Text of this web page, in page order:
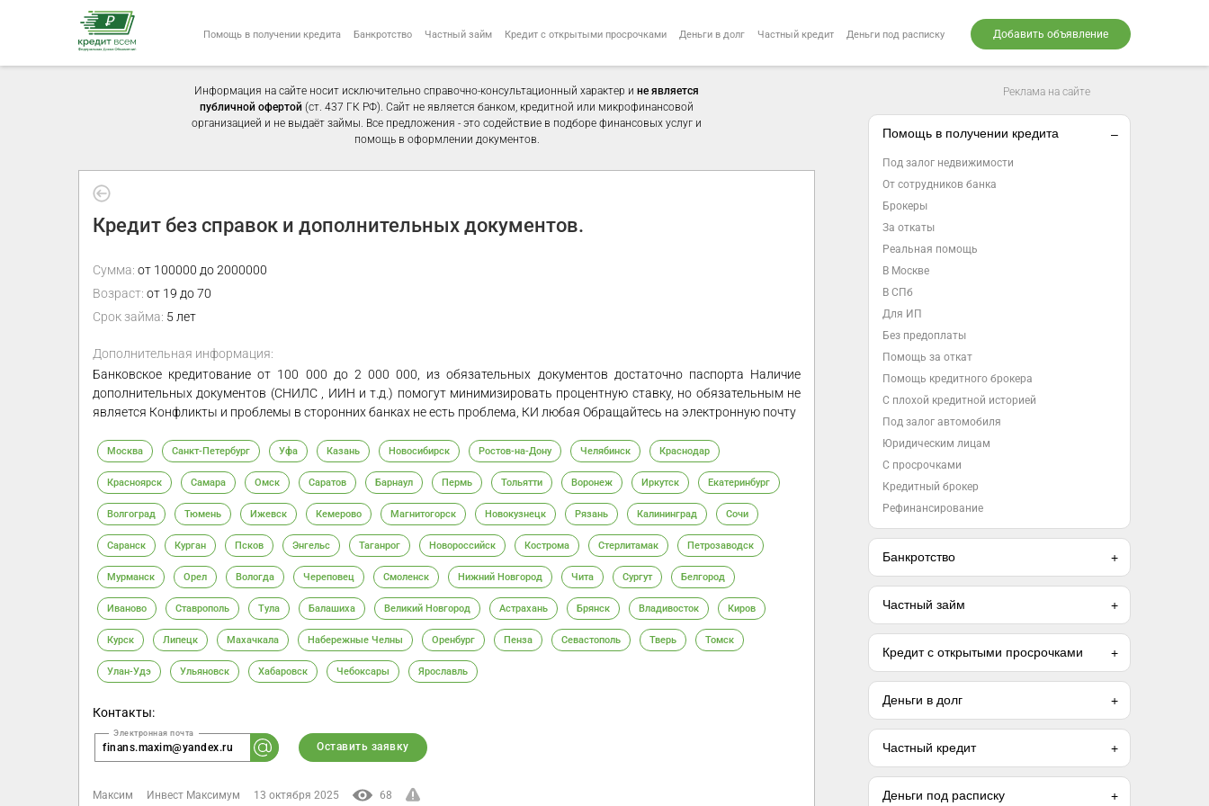
Помощь в получении кредита Банкротство Частный займ Кредит с открытыми просрочками Деньги в долг Частный кредит Деньги под расписку Добавить объявление
Информация на сайте носит исключительно справочно-консультационный характер и не является
публичной офертой (ст. 437 ГК РФ). Сайт не является банком, кредитной или микрофинансовой
организацией и не выдаёт займы. Все предложения - это содействие в подборе финансовых услуг и
помощь в оформлении документов.
Кредит без справок и дополнительных документов.
Сумма: от 100000 до 2000000
Возраст: от 19 до 70
Срок займа: 5 лет
Дополнительная информация:
Банковское кредитование от 100 000 до 2 000 000, из обязательных документов достаточно паспорта Наличие
дополнительных документов (СНИЛС , ИИН и т.д.) помогут минимизировать процентную ставку, но обязательным не
является Конфликты и проблемы в сторонних банках не есть проблема, КИ любая Обращайтесь на электронную почту
Москва Санкт-Петербург Уфа Казань Новосибирск Ростов-на-Дону Челябинск Краснодар
Красноярск Самара Омск Саратов Барнаул Пермь Тольятти Воронеж Иркутск Екатеринбург
Волгоград Тюмень Ижевск Кемерово Магнитогорск Новокузнецк Рязань Калининград Сочи
Саранск Курган Псков Энгельс Таганрог Новороссийск Кострома Стерлитамак Петрозаводск
Мурманск Орел Вологда Череповец Смоленск Нижний Новгород Чита Сургут Белгород
Иваново Ставрополь Тула Балашиха Великий Новгород Астрахань Брянск Владивосток Киров
Курск Липецк Махачкала Набережные Челны Оренбург Пенза Севастополь Тверь Томск
Улан-Удэ Ульяновск Хабаровск Чебоксары Ярославль
Контакты:
finans.maxim@yandex.ru Оставить заявку
Максим Инвест Максимум 13 октября 2025 68
Реклама на сайте
Помощь в получении кредита
Под залог недвижимости
От сотрудников банка
Брокеры
За откаты
Реальная помощь
В Москве
В СПб
Для ИП
Без предоплаты
Помощь за откат
Помощь кредитного брокера
С плохой кредитной историей
Под залог автомобиля
Юридическим лицам
С просрочками
Кредитный брокер
Рефинансирование
Банкротство
Частный займ
Кредит с открытыми просрочками
Деньги в долг
Частный кредит
Деньги под расписку